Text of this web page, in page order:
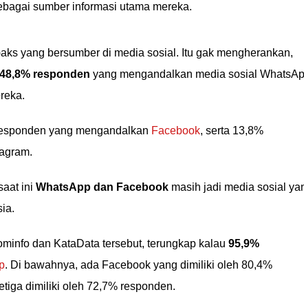
sumber informasi utama mereka.
yang bersumber di media sosial. Itu gak mengherankan,
48,8% responden yang mengandalkan media sosial
yang mengandalkan Facebook, serta 13,8%
ini WhatsApp dan Facebook masih jadi media sosial
dan KataData tersebut, terungkap kalau 95,9%
. Di bawahnya, ada Facebook yang dimiliki oleh 80,4%
dimiliki oleh 72,7% responden.